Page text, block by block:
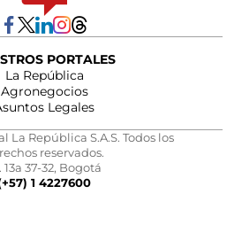
PORTALES
La República
Agronegocios
Legales
La República S.A.S. Todos los
reservados.
13a 37-32, Bogotá
1 4227600